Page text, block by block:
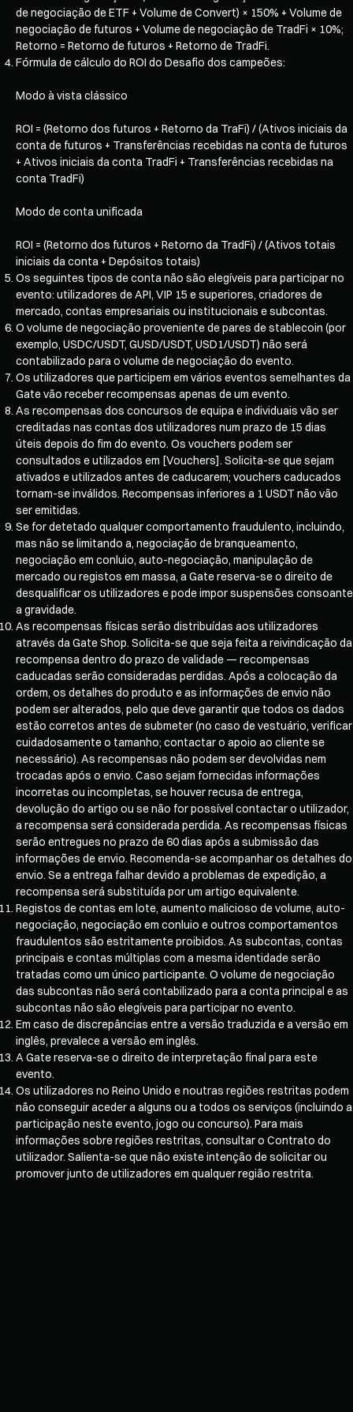
de negociação de ETF + Volume de Convert) × 150% + Volume de
negociação de futuros + Volume de negociação de TradFi × 10%;
Retorno = Retorno de futuros + Retorno de TradFi.
Fórmula de cálculo do ROI do Desafio dos campeões:
Modo à vista clássico
ROI = (Retorno dos futuros + Retorno da TraFi) / (Ativos iniciais da
conta de futuros + Transferências recebidas na conta de futuros
+ Ativos iniciais da conta TradFi + Transferências recebidas na
conta TradFi)
Modo de conta unificada
ROI = (Retorno dos futuros + Retorno da TradFi) / (Ativos totais
iniciais da conta + Depósitos totais)
Os seguintes tipos de conta não são elegíveis para participar no
evento: utilizadores de API, VIP 15 e superiores, criadores de
mercado, contas empresariais ou institucionais e subcontas.
O volume de negociação proveniente de pares de stablecoin (por
exemplo, USDC/USDT, GUSD/USDT, USD1/USDT) não será
contabilizado para o volume de negociação do evento.
Os utilizadores que participem em vários eventos semelhantes da
Gate vão receber recompensas apenas de um evento.
As recompensas dos concursos de equipa e individuais vão ser
creditadas nas contas dos utilizadores num prazo de 15 dias
úteis depois do fim do evento. Os vouchers podem ser
consultados e utilizados em [Vouchers]. Solicita-se que sejam
ativados e utilizados antes de caducarem; vouchers caducados
tornam-se inválidos. Recompensas inferiores a 1 USDT não vão
ser emitidas.
Se for detetado qualquer comportamento fraudulento, incluindo,
mas não se limitando a, negociação de branqueamento,
negociação em conluio, auto-negociação, manipulação de
mercado ou registos em massa, a Gate reserva-se o direito de
desqualificar os utilizadores e pode impor suspensões consoante
a gravidade.
As recompensas físicas serão distribuídas aos utilizadores
através da Gate Shop. Solicita-se que seja feita a reivindicação da
recompensa dentro do prazo de validade — recompensas
caducadas serão consideradas perdidas. Após a colocação da
ordem, os detalhes do produto e as informações de envio não
podem ser alterados, pelo que deve garantir que todos os dados
estão corretos antes de submeter (no caso de vestuário, verificar
cuidadosamente o tamanho; contactar o apoio ao cliente se
necessário). As recompensas não podem ser devolvidas nem
trocadas após o envio. Caso sejam fornecidas informações
incorretas ou incompletas, se houver recusa de entrega,
devolução do artigo ou se não for possível contactar o utilizador,
a recompensa será considerada perdida. As recompensas físicas
serão entregues no prazo de 60 dias após a submissão das
informações de envio. Recomenda-se acompanhar os detalhes do
envio. Se a entrega falhar devido a problemas de expedição, a
recompensa será substituída por um artigo equivalente.
Registos de contas em lote, aumento malicioso de volume, auto-
negociação, negociação em conluio e outros comportamentos
fraudulentos são estritamente proibidos. As subcontas, contas
principais e contas múltiplas com a mesma identidade serão
tratadas como um único participante. O volume de negociação
das subcontas não será contabilizado para a conta principal e as
subcontas não são elegíveis para participar no evento.
Em caso de discrepâncias entre a versão traduzida e a versão em
inglês, prevalece a versão em inglês.
A Gate reserva-se o direito de interpretação final para este
evento.
Os utilizadores no Reino Unido e noutras regiões restritas podem
não conseguir aceder a alguns ou a todos os serviços (incluindo a
participação neste evento, jogo ou concurso). Para mais
informações sobre regiões restritas, consultar o Contrato do
utilizador. Salienta-se que não existe intenção de solicitar ou
promover junto de utilizadores em qualquer região restrita.